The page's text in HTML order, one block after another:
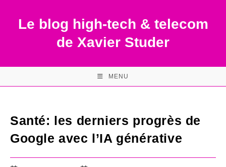
contentLe blog high-tech & telecom
de Xavier Studer
MENU
Santé: les derniers progrès de
Google avec l’IA générative